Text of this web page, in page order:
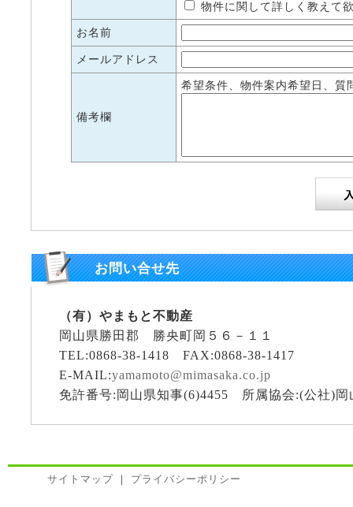
物件に関して詳しく教えて
お名前
メールアドレス
備考欄
希望条件、物件案内希望日、質
お問い合せ先
（有）やまもと不動産
岡山県勝田郡 勝央町岡５６－１１
TEL:0868-38-1418 FAX:0868-38-1417
E-MAIL:yamamoto@mimasaka.co.jp
免許番号:岡山県知事(6)4455 所属協会:(公社)岡
サイトマップ ｜ プライバシーポリシー